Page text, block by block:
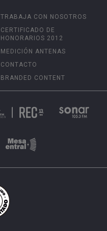
TRABAJA CON NOSOTROS
CERTIFICADO DE
HONORARIOS 2012
MEDICIÓN ANTENAS
CONTACTO
BRANDED CONTENT